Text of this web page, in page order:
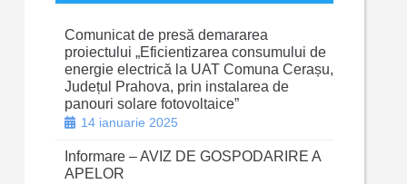
Comunicat de presă demararea
proiectului „Eficientizarea consumului de
energie electrică la UAT Comuna Cerașu,
Județul Prahova, prin instalarea de
panouri solare fotovoltaice”
14 ianuarie 2025
Informare – AVIZ DE GOSPODARIRE A
APELOR